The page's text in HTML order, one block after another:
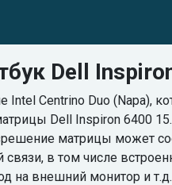
Dell
Centrino Duo (Napa),
Dell Inspiron 6400
матрицы может
в том числе
на внешний монитор и